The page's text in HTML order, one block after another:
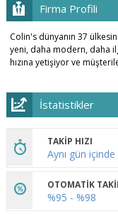
Firma Profili
Colin's dünyanın 37
yeni, daha modern, daha
hızına yetişiyor ve
İstatistikler
TAKİP HIZI
Aynı gün içinde
OTOMATİK
%95 - %98